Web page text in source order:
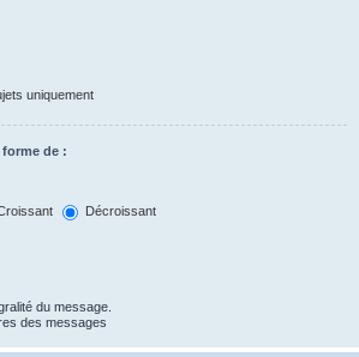
uniquement
de :
Décroissant
du message.
des messages